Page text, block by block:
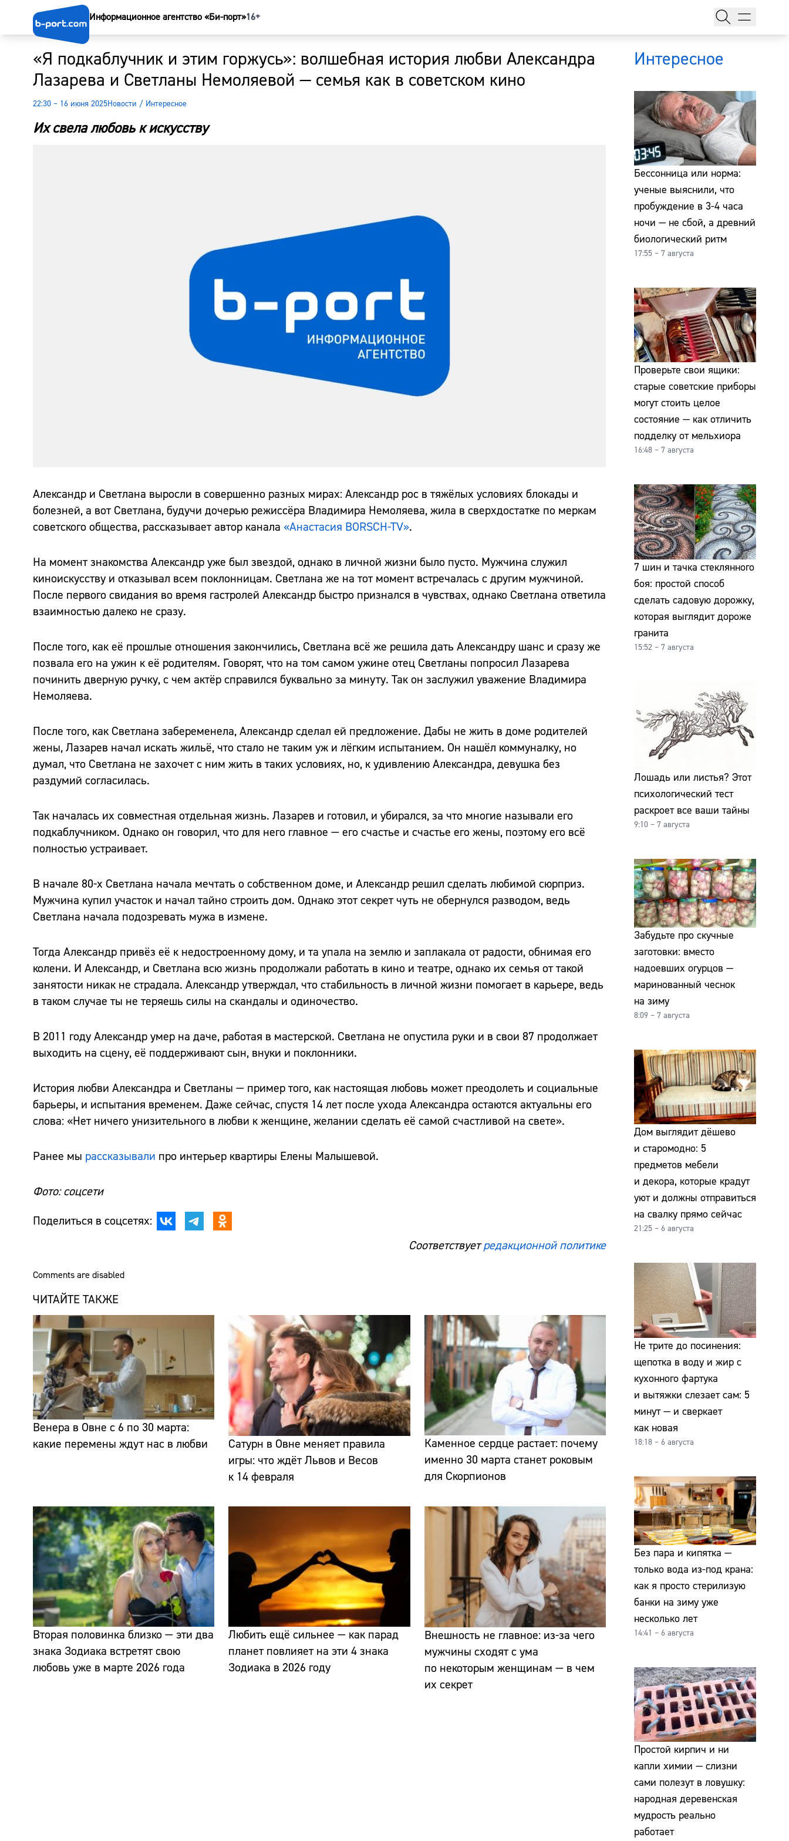
Информационное агентство «Би-порт»16+
«Я подкаблучник и этим горжусь»: волшебная история любви Александра
Лазарева и Светланы Немоляевой — семья как в советском кино
22:30 – 16 июня 2025Новости / Интересное
Их свела любовь к искусству
Александр и Светлана выросли в совершенно разных мирах: Александр рос в тяжёлых условиях блокады и
болезней, а вот Светлана, будучи дочерью режиссёра Владимира Немоляева, жила в сверхдостатке по меркам
советского общества, рассказывает автор канала «Анастасия BORSCH-TV».
На момент знакомства Александр уже был звездой, однако в личной жизни было пусто. Мужчина служил
киноискусству и отказывал всем поклонницам. Светлана же на тот момент встречалась с другим мужчиной.
После первого свидания во время гастролей Александр быстро признался в чувствах, однако Светлана ответила
взаимностью далеко не сразу.
После того, как её прошлые отношения закончились, Светлана всё же решила дать Александру шанс и сразу же
позвала его на ужин к её родителям. Говорят, что на том самом ужине отец Светланы попросил Лазарева
починить дверную ручку, с чем актёр справился буквально за минуту. Так он заслужил уважение Владимира
Немоляева.
После того, как Светлана забеременела, Александр сделал ей предложение. Дабы не жить в доме родителей
жены, Лазарев начал искать жильё, что стало не таким уж и лёгким испытанием. Он нашёл коммуналку, но
думал, что Светлана не захочет с ним жить в таких условиях, но, к удивлению Александра, девушка без
раздумий согласилась.
Так началась их совместная отдельная жизнь. Лазарев и готовил, и убирался, за что многие называли его
подкаблучником. Однако он говорил, что для него главное — его счастье и счастье его жены, поэтому его всё
полностью устраивает.
В начале 80-х Светлана начала мечтать о собственном доме, и Александр решил сделать любимой сюрприз.
Мужчина купил участок и начал тайно строить дом. Однако этот секрет чуть не обернулся разводом, ведь
Светлана начала подозревать мужа в измене.
Тогда Александр привёз её к недостроенному дому, и та упала на землю и заплакала от радости, обнимая его
колени. И Александр, и Светлана всю жизнь продолжали работать в кино и театре, однако их семья от такой
занятости никак не страдала. Александр утверждал, что стабильность в личной жизни помогает в карьере, ведь
в таком случае ты не теряешь силы на скандалы и одиночество.
В 2011 году Александр умер на даче, работая в мастерской. Светлана не опустила руки и в свои 87 продолжает
выходить на сцену, её поддерживают сын, внуки и поклонники.
История любви Александра и Светланы — пример того, как настоящая любовь может преодолеть и социальные
барьеры, и испытания временем. Даже сейчас, спустя 14 лет после ухода Александра остаются актуальны его
слова: «Нет ничего унизительного в любви к женщине, желании сделать её самой счастливой на свете».
Ранее мы рассказывали про интерьер квартиры Елены Малышевой.
Фото: соцсети
Поделиться в соцсетях:
Соответствуетредакционной политике
Comments are disabled
ЧИТАЙТЕ ТАКЖЕ
Венера в Овне с 6 по 30 марта:
какие перемены ждут нас в любви
Сатурн в Овне меняет правила
игры: что ждёт Львов и Весов
к 14 февраля
Каменное сердце растает: почему
именно 30 марта станет роковым
для Скорпионов
Вторая половинка близко — эти два
знака Зодиака встретят свою
любовь уже в марте 2026 года
Любить ещё сильнее — как парад
планет повлияет на эти 4 знака
Зодиака в 2026 году
Внешность не главное: из-за чего
мужчины сходят с ума
по некоторым женщинам — в чем
их секрет
Интересное
Бессонница или норма:
ученые выяснили, что
пробуждение в 3-4 часа
ночи — не сбой, а древний
биологический ритм
17:55 – 7 августа
Проверьте свои ящики:
старые советские приборы
могут стоить целое
состояние — как отличить
подделку от мельхиора
16:48 – 7 августа
7 шин и тачка стеклянного
боя: простой способ
сделать садовую дорожку,
которая выглядит дороже
гранита
15:52 – 7 августа
Лошадь или листья? Этот
психологический тест
раскроет все ваши тайны
9:10 – 7 августа
Забудьте про скучные
заготовки: вместо
надоевших огурцов —
маринованный чеснок
на зиму
8:09 – 7 августа
Дом выглядит дёшево
и старомодно: 5
предметов мебели
и декора, которые крадут
уют и должны отправиться
на свалку прямо сейчас
21:25 – 6 августа
Не трите до посинения:
щепотка в воду и жир с
кухонного фартука
и вытяжки слезает сам: 5
минут — и сверкает
как новая
18:18 – 6 августа
Без пара и кипятка —
только вода из-под крана:
как я просто стерилизую
банки на зиму уже
несколько лет
14:41 – 6 августа
Простой кирпич и ни
капли химии — слизни
сами полезут в ловушку:
народная деревенская
мудрость реально
работает
Главная
Курсы валют
Сайт: